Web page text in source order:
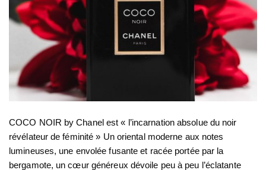
COCO NOIR by Chanel est « l’incarnation absolue du noir
révélateur de féminité » Un oriental moderne aux notes
lumineuses, une envolée fusante et racée portée par la
bergamote, un cœur généreux dévoile peu à peu l’éclatante